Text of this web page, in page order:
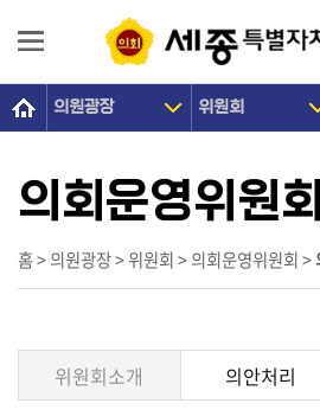
의
개
의
원
장
의
의원광장 위원회
홈 > 의원광장 > 위원회 > 의회운영위원회 >
의회운영위원회
위원회소개 의안처리